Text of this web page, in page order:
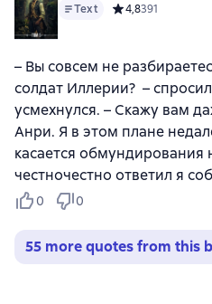
Text Средний рейтинг
4,8391
– Вы совсем не
солдат Иллерии? –
усмехнулся. – Скажу вам
Анри. Я в этом плане
касается обмундирования
честночестно ответил я
0 0
55 more quotes from this